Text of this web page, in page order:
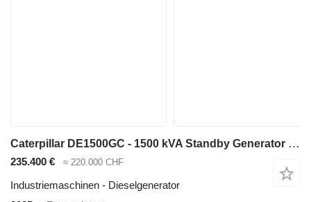
Caterpillar DE1500GC - 1500 kVA Standby Generator - DPX-18228
235.400 € ≈ 220.000 CHF
Industriemaschinen - Dieselgenerator